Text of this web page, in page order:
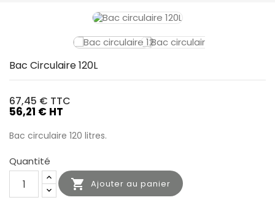
Bac Circulaire 120L
67,45 € TTC
56,21 € HT
Bac circulaire 120 litres.
Quantité
 Ajouter au panier